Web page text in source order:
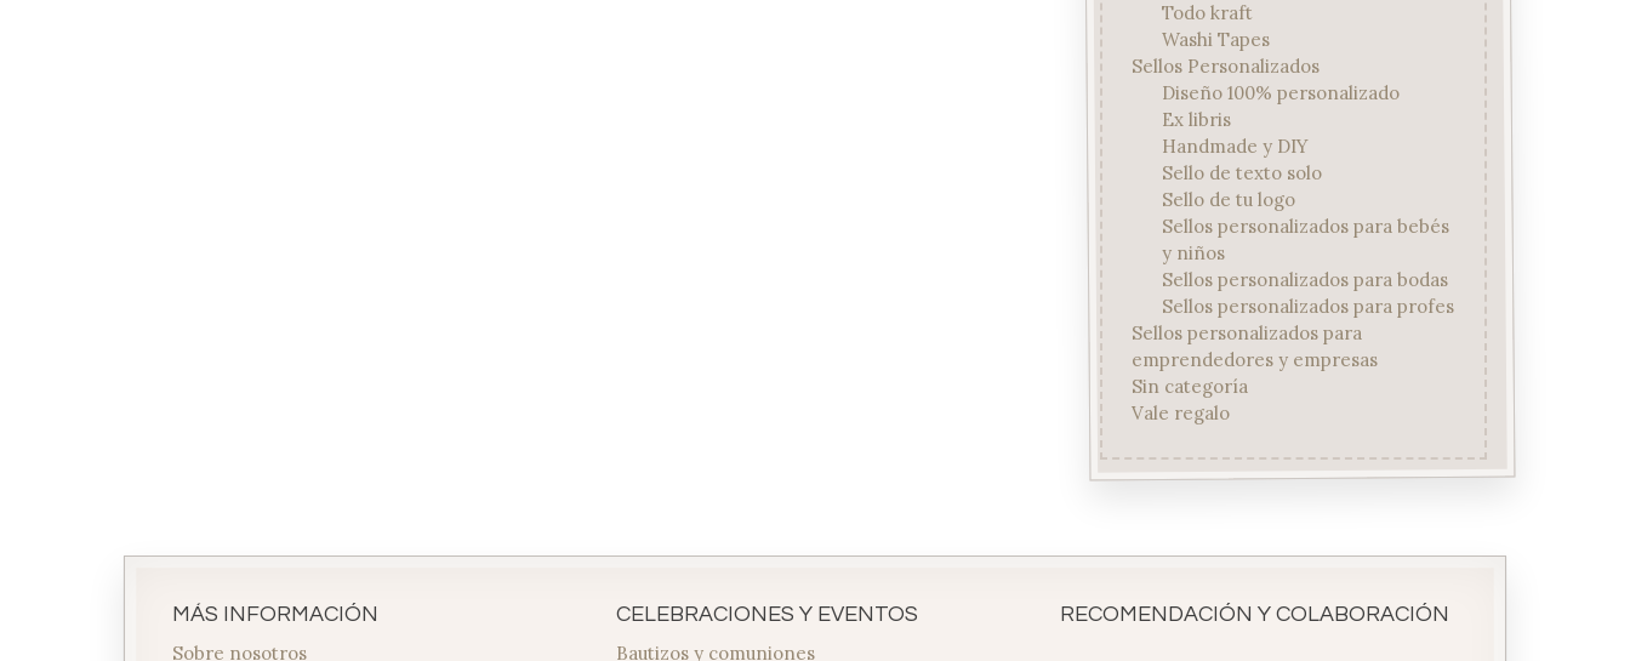
Todo kraft
Washi Tapes
Sellos Personalizados
Diseño 100% personalizado
Ex libris
Handmade y DIY
Sello de texto solo
Sello de tu logo
Sellos personalizados para bebés
y niños
Sellos personalizados para bodas
Sellos personalizados para profes
Sellos personalizados para
emprendedores y empresas
Sin categoría
Vale regalo
MÁS INFORMACIÓN
Sobre nosotros
CELEBRACIONES Y EVENTOS
Bautizos y comuniones
RECOMENDACIÓN Y COLABORACIÓN